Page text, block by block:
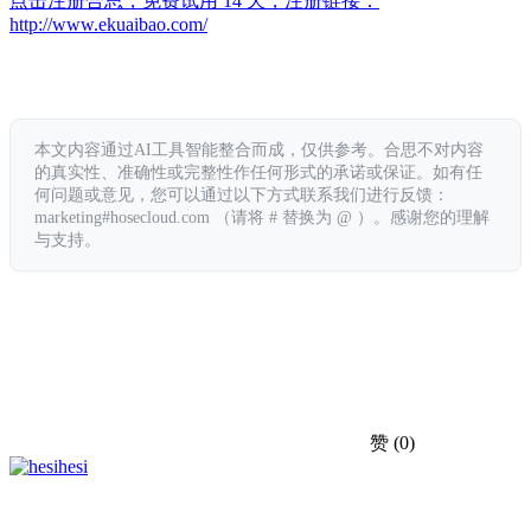
http://www.ekuaibao.com/
本文内容通过AI工具智能整合而成，仅供参考。合思不对内容
的真实性、准确性或完整性作任何形式的承诺或保证。如有任
何问题或意见，您可以通过以下方式联系我们进行反馈：
marketing#hosecloud.com （请将 # 替换为 @ ）。感谢您的理解
与支持。
赞 (0)
hesi